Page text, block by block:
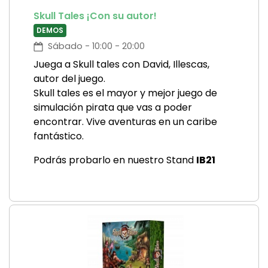
Skull Tales ¡Con su autor!
DEMOS
Sábado - 10:00 - 20:00
Juega a Skull tales con David, Illescas,
autor del juego.
Skull tales es el mayor y mejor juego de
simulación pirata que vas a poder
encontrar. Vive aventuras en un caribe
fantástico.
Podrás probarlo en nuestro Stand IB21